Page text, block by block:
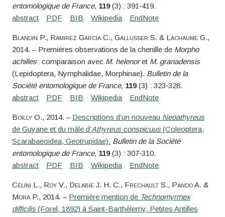
entomologique de France, 119(3) : 391‑419.
Blandin P., Ramirez GarciaC., Gallusser S. & LachaumeG.,
2014. – Premières observations de la chenille de Morpho
achilles: comparaison avec M. helenoret M. granadensis
(Lepidoptera, Nymphalidae, Morphinae). Bulletin de la
Société entomologique de France, 119(3) : 323‑328.
BoillyO., 2014. – Descriptions d’un nouveau Neoathyreus
de Guyane et du mâle d’Athyreus conspicuus(Coleoptera,
Scarabaeoidea, Geotrupidae). Bulletin de la Société
entomologique de France, 119(3) : 307‑310.
Célini L., RoyV., DelabieJ. H. C., FrechaultS., PandoA. &
MoraP., 2014. – Première mention de Technomyrmex
difficilis(Forel, 1892) à Saint-Barthélemy, Petites Antilles